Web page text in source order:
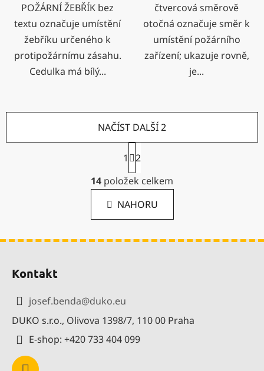
POŽÁRNÍ ŽEBŘÍK bez
textu označuje umístění
žebříku určeného k
protipožárnímu zásahu.
Cedulka má bílý...
čtvercová směrově
otočná označuje směr k
umístění požárního
zařízení; ukazuje rovně,
je...
O
v
l
á
d
a
k
y
v
NAČÍST DALŠÍ 2
S
t
r
á
n
k
á
1
2
14 položek celkem
NAHORU
Kontakt
josef.benda@duko.eu
DUKO s.r.o., Olivova 1398/7, 110 00 Praha
E-shop: +420 733 404 099